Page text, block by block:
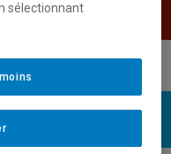
sélectionnant